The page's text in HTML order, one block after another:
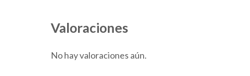
Valoraciones
No hay valoraciones aún.